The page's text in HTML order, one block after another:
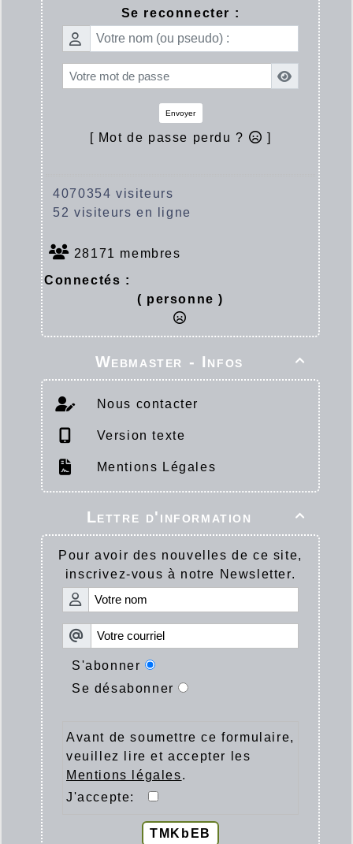
Se reconnecter :
Envoyer
[ Mot de passe perdu ? ]
4070354 visiteurs
52 visiteurs en ligne
28171 membres
Connectés :
( personne )

Webmaster - Infos
Nous contacter
Version texte
Mentions Légales

Lettre d'information
Pour avoir des nouvelles de ce site,
inscrivez-vous à notre Newsletter.
S'abonner
Se désabonner
Avant de soumettre ce formulaire,
veuillez lire et accepter les
Mentions légales.
J'accepte:
TMKbEB